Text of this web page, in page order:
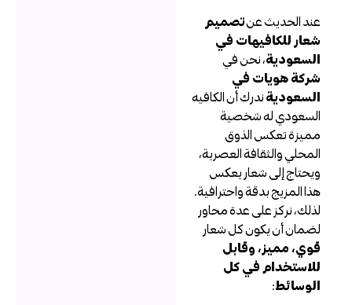
عند الحديث عنتصميم
شعار للكافيهات في
السعودية، نحن في
شركة هويات في
السعوديةندرك أن الكافيه
السعودي له شخصية
مميزة تعكس الذوق
المحلي والثقافة العصرية،
ويحتاج إلى شعار يعكس
هذا المزيج بدقة واحترافية.
لذلك، نركز على عدة محاور
لضمان أن يكون كل شعار
قوي، مميز، وقابل
للاستخدام في كل
الوسائط: